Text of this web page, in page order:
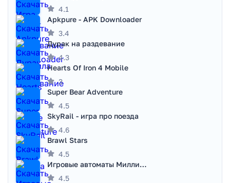
4.1
Apkpure - APK Downloader
3.4
Дурак на раздевание
4.3
Hearts Of Iron 4 Mobile
3
Super Bear Adventure
4.5
SkyRail - игра про поезда
4.6
Brawl Stars
4.5
Игровые автоматы Миллионер
4.5